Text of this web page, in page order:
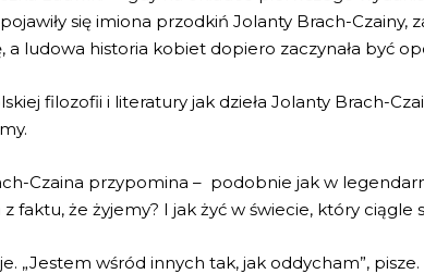
się imiona przodkiń Jolanty Brach-Czainy,
ludowa historia kobiet dopiero zaczynała być
filozofii i literatury jak dzieła Jolanty Brach-
Czaina przypomina – podobnie jak w
faktu, że żyjemy? I jak żyć w świecie, który ciągle
„Jestem wśród innych tak, jak oddycham”, pisze.